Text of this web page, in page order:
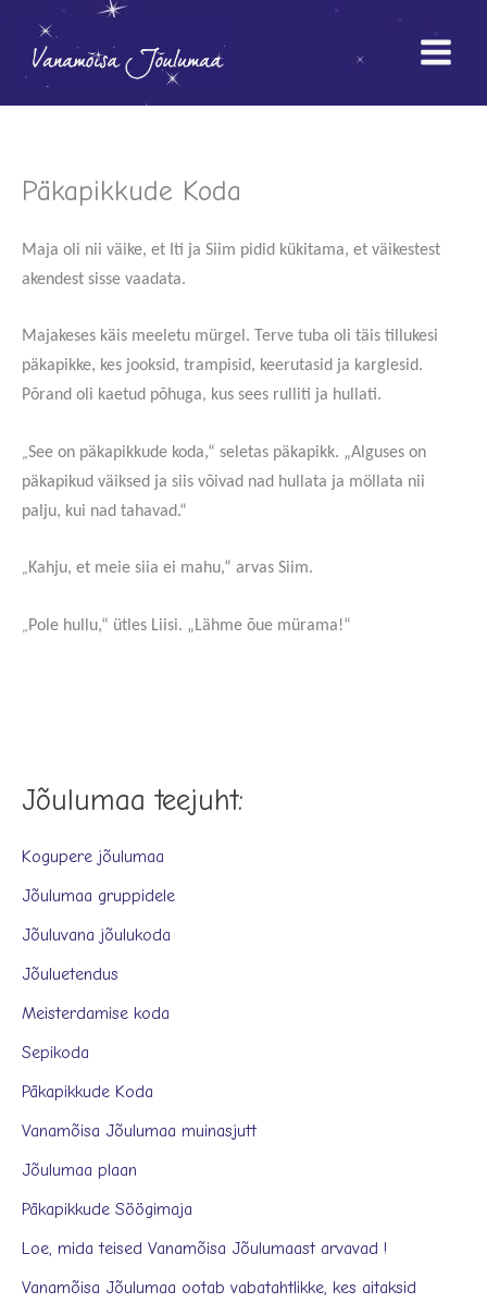
content
Jõulumaa teejuht:
Kogupere jõulumaa
Jõulumaa gruppidele
Jõuluvana jõulukoda
Jõuluetendus
Meisterdamise koda
Sepikoda
Päkapikkude Koda
Vanamõisa Jõulumaa muinasjutt
Jõulumaa plaan
Päkapikkude Söögimaja
Loe, mida teised Vanamõisa Jõulumaast arvavad !
Vanamõisa Jõulumaa ootab vabatahtlikke, kes aitaksid
Päkapikkude Koda
Maja oli nii väike, et Iti ja Siim pidid kükitama, et väikestest
akendest sisse vaadata.
Majakeses käis meeletu mürgel. Terve tuba oli täis tillukesi
päkapikke, kes jooksid, trampisid, keerutasid ja karglesid.
Põrand oli kaetud põhuga, kus sees rulliti ja hullati.
„See on päkapikkude koda,“ seletas päkapikk. „Alguses on
päkapikud väiksed ja siis võivad nad hullata ja möllata nii
palju, kui nad tahavad.“
„Kahju, et meie siia ei mahu,“ arvas Siim.
„Pole hullu,“ ütles Liisi. „Lähme õue mürama!“